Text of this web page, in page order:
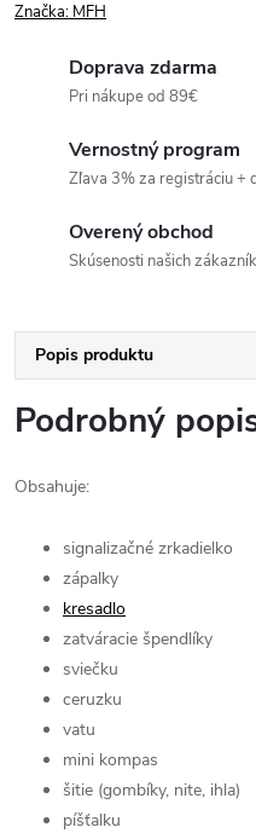
Značka: MFH
Doprava zdarma
Pri nákupe od 89€
Vernostný program
Zľava 3% za registráciu +
Overený obchod
Skúsenosti našich
Popis produktu
Podrobný
Obsahuje:
signalizačné zrkadielko
zápalky
kresadlo
zatváracie špendlíky
sviečku
ceruzku
vatu
mini kompas
šitie (gombíky, nite, ihla)
píšťalku